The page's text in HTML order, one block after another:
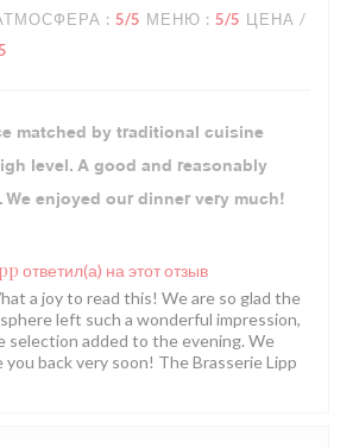
: 5/5 МЕНЮ : 5/5 ЦЕНА /
matched by traditional cuisine
level. A good and reasonably
We enjoyed our dinner very much!
ответил(а) на этот отзыв
a joy to read this! We are so glad the
left such a wonderful impression,
selection added to the evening. We
back very soon! The Brasserie Lipp